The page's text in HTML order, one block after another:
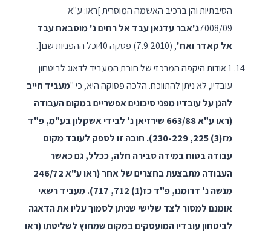
הסיבתיות והן ברכיב האשמה המוסרית ]ראו: ע"א
7008/09ג'אבר עדנאן עבד אל רחים נ' מוסבאח עבד
אל קאדר ואח', (7.9.2010) פסקה 40וכל ההפניות שם[.
1 אודות היקפה המרכזי של חובת המעביד לדאוג לביטחון
עובדיו, לא ניתן להתווכח. הלכה פסוקה היא, כי "מעביד חייב
להגן על עובדיו מפני סיכונים אפשריים במקום העבודה
(ראו ע"א 663/88 שירזיאן נ' לבידי אשקלון בע"מ, פ"ד
מז(3) 225, 230-229). חובה זו לספק לעובד מקום
עבודה בטוח במידה סבירה חלה, ככלל, גם כאשר
העבודה מתבצעת בחצרים של אחר (ראו ע"א 246/72
מנשה נ' דרומנו, פ"ד כז(1) 712, 717). מעביד רשאי
אומנם למסור לצד שלישי שניתן לסמוך עליו את הדאגה
לביטחון עובדיו המועסקים במקום שמחוץ לשליטתו (ראו